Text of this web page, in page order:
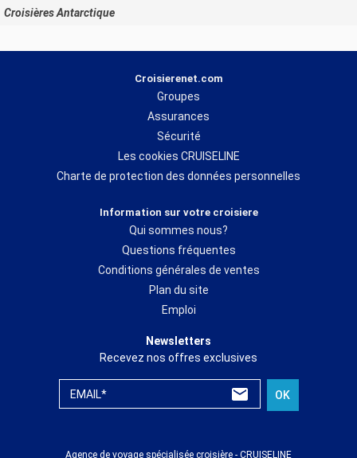
Croisières Antarctique
Croisierenet.com
Groupes
Assurances
Sécurité
Les cookies CRUISELINE
Charte de protection des données personnelles
Information sur votre croisiere
Qui sommes nous?
Questions fréquentes
Conditions générales de ventes
Plan du site
Emploi
Newsletters
Recevez nos offres exclusives
EMAIL* OK
Agence de voyage spécialisée croisière - CRUISELINE